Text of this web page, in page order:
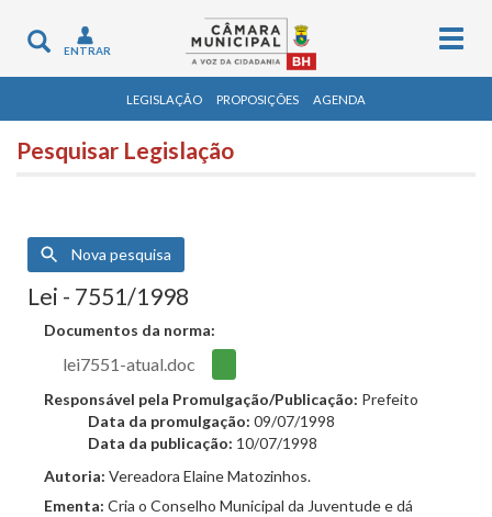
Toggle
navigation
ENTRAR
LEGISLAÇÃO PROPOSIÇÕES AGENDA
Pesquisar Legislação
Nova pesquisa
Lei - 7551/1998
Documentos da norma:
lei7551-atual.doc
Responsável pela Promulgação/Publicação: Prefeito
Data da promulgação: 09/07/1998
Data da publicação: 10/07/1998
Autoria: Vereadora Elaine Matozinhos.
Ementa: Cria o Conselho Municipal da Juventude e dá